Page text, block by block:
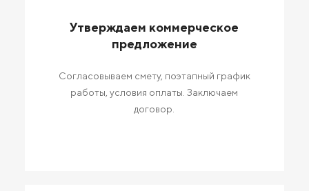
Утверждаем коммерческое
предложение
Согласовываем смету, поэтапный график
работы, условия оплаты. Заключаем
договор.